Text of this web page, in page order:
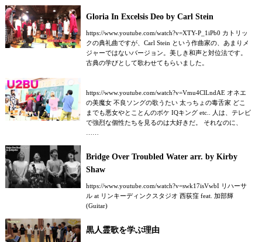
Gloria In Excelsis Deo by Carl Stein
https://www.youtube.com/watch?v=XTY-P_1iPb0 カトリッ
クの典礼曲ですが、Carl Stein という作曲家の、あまりメ
ジャーではないバージョン。美しき和声と対位法です。
古典の学びとして歌わせてもらいました。
https://www.youtube.com/watch?v=Vmu4ClLndAE オネエ
の美魔女 不良ソングの歌うたい 太っちょの毒舌家 どこ
までも悪女やとことんのボケ IQキング etc.. 人は、テレビ
で強烈な個性たちを見るのは大好きだ。 それなのに、
Bridge Over Troubled Water arr. by Kirby
Shaw
https://www.youtube.com/watch?v=swk17isVwbI リハーサ
ル at リンキーディンクスタジオ 西荻窪 feat. 加部輝
(Guitar)
黒人霊歌を学ぶ理由